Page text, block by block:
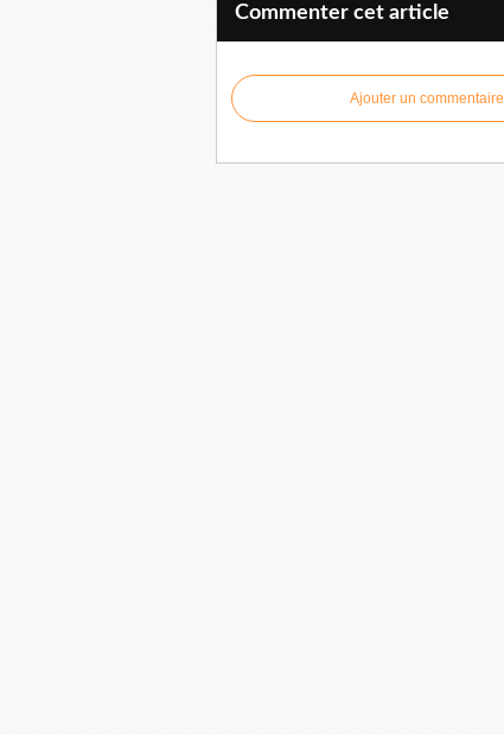
Commenter cet article
Ajouter un commentaire